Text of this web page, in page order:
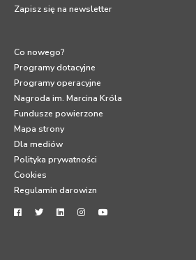
Zapisz się na newsletter
Co nowego?
Programy dotacyjne
Programy operacyjne
Nagroda im. Marcina Króla
Fundusze powierzone
Mapa strony
Dla mediów
Polityka prywatności
Cookies
Regulamin darowizn